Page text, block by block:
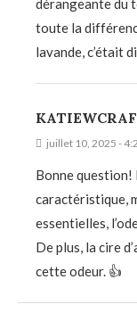
dérangeante du
toute la
lavande, c’était
juillet 10, 2025 -
Bonne question!
caractéristique,
essentielles,
De plus, la cire
cette odeur. 👍